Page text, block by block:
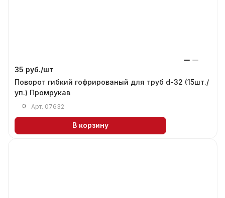
35 руб./шт
Поворот гибкий гофрированый для труб d-32 (15шт./
уп.) Промрукав
0 Арт. 07632
В корзину